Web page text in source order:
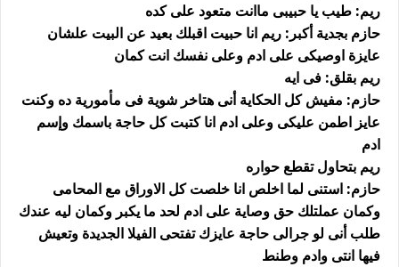
ريم: طيب يا حبيبى ماانت متعود على كده
حازم بجدية أكبر: ريم انا حبيت اقبلك بعيد عن البيت علشان
عايزة اوصيكى على ادم وعلى نفسك انت كمان
ريم بقلق: فى ايه
حازم: مفيش كل الحكاية أنى هتاخر شوية فى مأمورية ده وكنت
عايز اطمن عليكى وعلى ادم انا كتبت كل حاجة باسمك وإسم
ادم
ريم بتحاول تقطع حواره
حازم: استنى لما اخلص انا خلصت كل الاوراق مع المحامى
وكمان عملتلك حق وصاية على ادم لحد ما يكبر وكمان ليه عندك
طلب أنى لو جرالى حاجة عايزك تفتحى الفيلا الجديدة وتعيش
فيها انتى وادم وطنط